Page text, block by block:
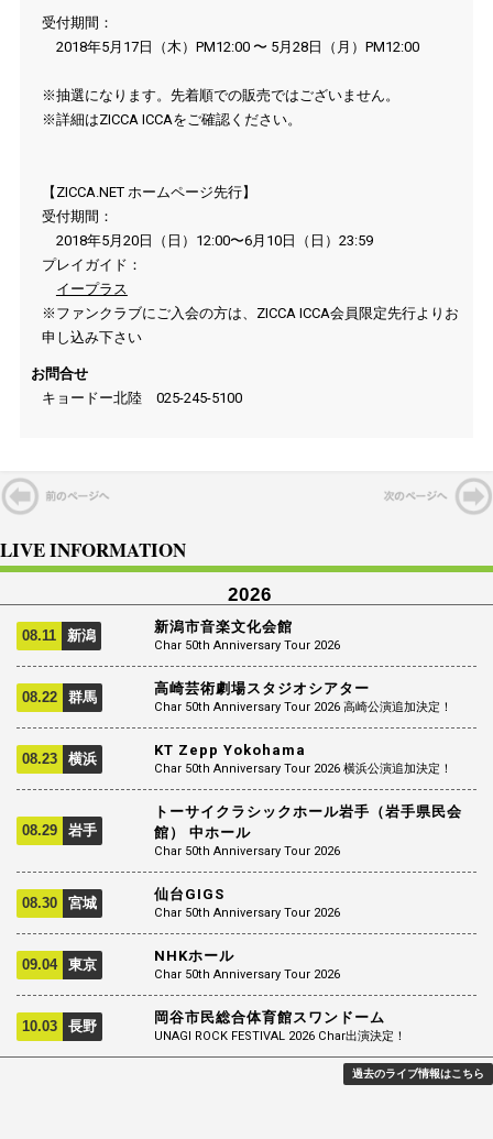
受付期間：
2018年5月17日（木）PM12:00 〜 5月28日（月）PM12:00
※抽選になります。先着順での販売ではございません。
※詳細はZICCA ICCAをご確認ください。
【ZICCA.NET ホームページ先行】
受付期間：
2018年5月20日（日）12:00〜6月10日（日）23:59
プレイガイド：
イープラス
※ファンクラブにご入会の方は、ZICCA ICCA会員限定先行よりお
申し込み下さい
お問合せ
キョードー北陸 025-245-5100
LIVE INFORMATION
2026
08.11 新潟 新潟市音楽文化会館
Char 50th Anniversary Tour 2026
08.22 群馬 高崎芸術劇場スタジオシアター
Char 50th Anniversary Tour 2026 高崎公演追加決定！
08.23 横浜 KT Zepp Yokohama
Char 50th Anniversary Tour 2026 横浜公演追加決定！
08.29 岩手
トーサイクラシックホール岩手（岩手県民会
館） 中ホール
Char 50th Anniversary Tour 2026
08.30 宮城 仙台GIGS
Char 50th Anniversary Tour 2026
09.04 東京 NHKホール
Char 50th Anniversary Tour 2026
10.03 長野 岡谷市民総合体育館スワンドーム
UNAGI ROCK FESTIVAL 2026 Char出演決定！
過去のライブ情報はこちら